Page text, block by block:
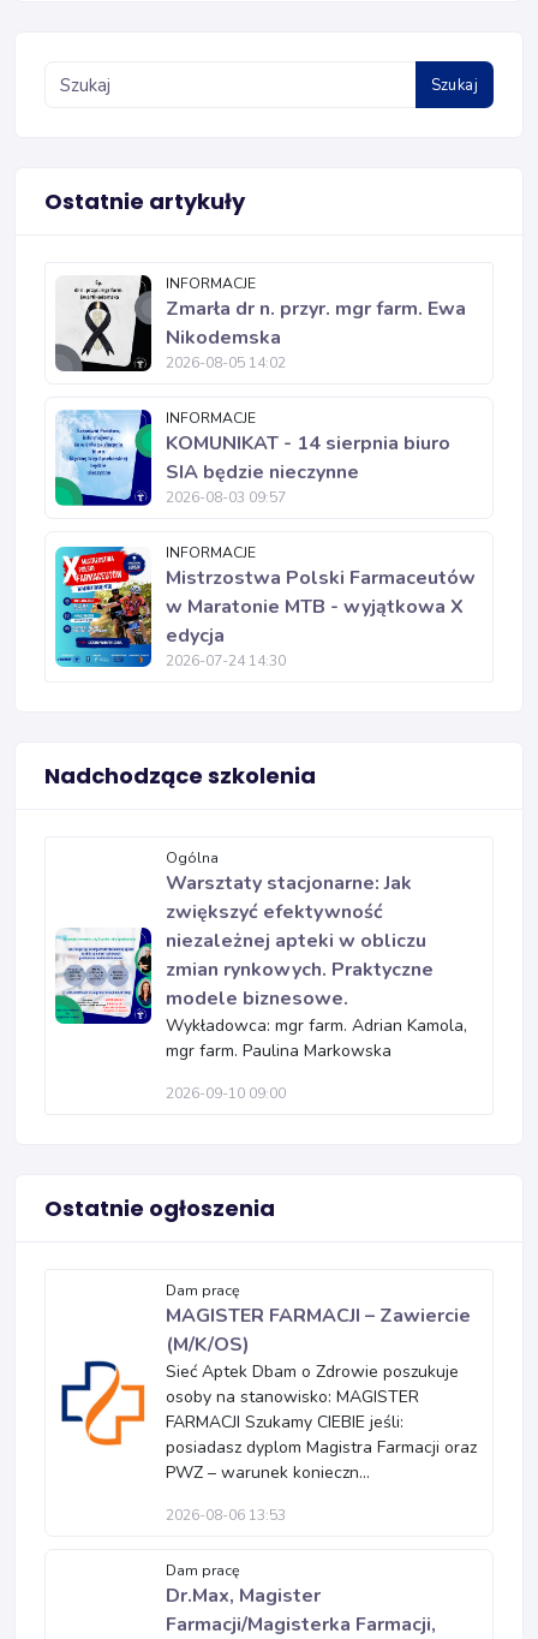
Szukaj
Ostatnie artykuły
INFORMACJE
Zmarła dr n. przyr. mgr farm. Ewa
Nikodemska
2026-08-05 14:02
INFORMACJE
KOMUNIKAT - 14 sierpnia biuro
SIA będzie nieczynne
2026-08-03 09:57
INFORMACJE
Mistrzostwa Polski Farmaceutów
w Maratonie MTB - wyjątkowa X
edycja
2026-07-24 14:30
Nadchodzące szkolenia
Ogólna
Warsztaty stacjonarne: Jak
zwiększyć efektywność
niezależnej apteki w obliczu
zmian rynkowych. Praktyczne
modele biznesowe.
Wykładowca: mgr farm. Adrian Kamola,
mgr farm. Paulina Markowska
2026-09-10 09:00
Ostatnie ogłoszenia
Dam pracę
MAGISTER FARMACJI – Zawiercie
(M/K/OS)
Sieć Aptek Dbam o Zdrowie poszukuje
osoby na stanowisko: MAGISTER
FARMACJI Szukamy CIEBIE jeśli:
posiadasz dyplom Magistra Farmacji oraz
PWZ – warunek konieczn...
2026-08-06 13:53
Dam pracę
Dr.Max, Magister
Farmacji/Magisterka Farmacji,